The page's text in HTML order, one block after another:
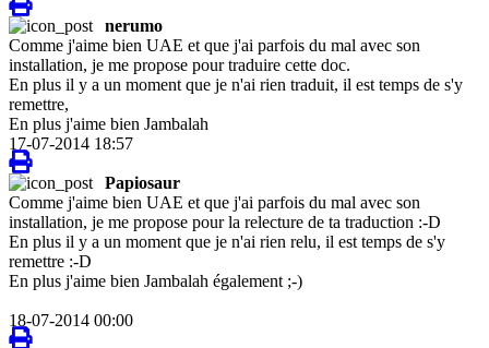
nerumo
Comme j'aime bien UAE et que j'ai parfois du mal avec son
installation, je me propose pour traduire cette doc.
En plus il y a un moment que je n'ai rien traduit, il est temps de s'y
remettre,
En plus j'aime bien Jambalah
17-07-2014 18:57
Papiosaur
Comme j'aime bien UAE et que j'ai parfois du mal avec son
installation, je me propose pour la relecture de ta traduction :-D
En plus il y a un moment que je n'ai rien relu, il est temps de s'y
remettre :-D
En plus j'aime bien Jambalah également ;-)
18-07-2014 00:00